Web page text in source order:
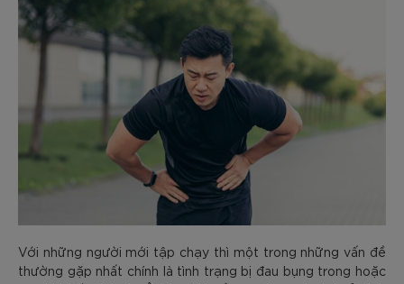
Với những người mới tập chạy thì một trong những vấn đề
thường gặp nhất chính là tình trạng bị đau bụng trong hoặc